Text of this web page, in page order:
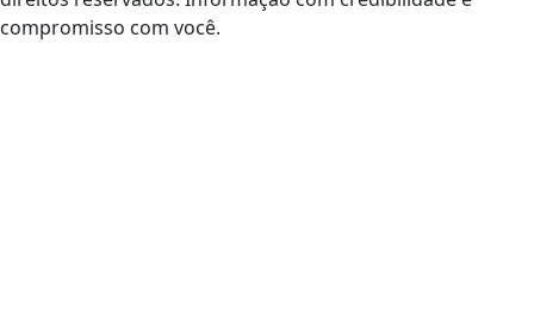
compromisso com você.